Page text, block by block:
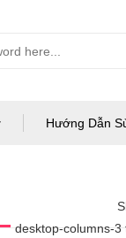
Hướng Dẫn
desktop-columns-3